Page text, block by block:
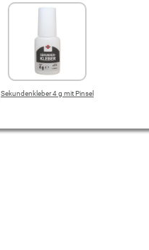
Sekundenkleber 4 g mit Pinsel